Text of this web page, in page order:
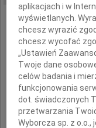
aplikacjach i w
wyświetlanych.
chcesz wyrazić
chcesz wycofać
„Ustawień
Twoje dane
celów badania i
funkcjonowania
dot. świadczonych
przetwarzania
Wyborcza sp. z o.o.,